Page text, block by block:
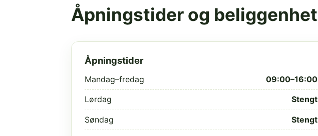
Åpningstider og beliggenhet
Åpningstider
Mandag–fredag 09:00–16:00
Lørdag Stengt
Søndag Stengt